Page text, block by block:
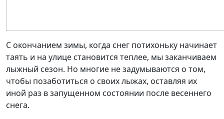
С окончанием зимы, когда снег потихоньку начинает
таять и на улице становится теплее, мы заканчиваем
лыжный сезон. Но многие не задумываются о том,
чтобы позаботиться о своих лыжах, оставляя их
иной раз в запущенном состоянии после весеннего
снега.